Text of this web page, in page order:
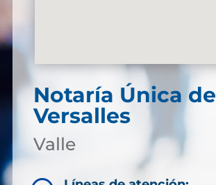
Notaría Única de
Versalles
Valle